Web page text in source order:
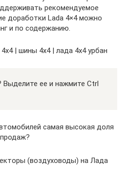
рекомендуемое
доработки Lada 4×4 можно
и по содержанию.
| шины 4х4 | лада 4х4 урбан
Выделите ее и нажмите Ctrl
самая высокая доля
(воздуховоды) на Лада